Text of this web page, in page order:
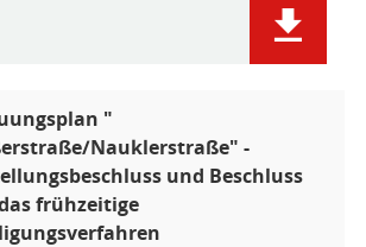
"
Nauklerstraße" -
und Beschluss
frühzeitige